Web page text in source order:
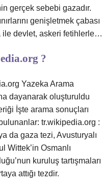
gerçek sebebi gazadır.
genişletmek çabası
ile devlet, askeri fetihlerle…
?
Yazeka Arama
dayanarak oluşturuldu
İşte arama sonuçları
tr.wikipedia.org :
da gaza tezi, Avusturyalı
Wittek’in Osmanlı
kuruluş tartışmaları
attığı tezdir.